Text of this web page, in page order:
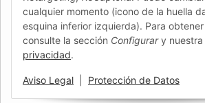
cualquier momento (icono de la huella
esquina inferior izquierda). Para
consulte la sección Configurary nuestra
privacidad.
Aviso Legal Protección de Datos
AFATEK México| Su experto en
y vehículos
Contacto y soporte:
Envío directo desde nuestro centro
Nota: Pueden aplicarse impuestos de